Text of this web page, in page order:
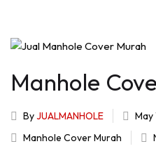
Manhole
ByJUALMANHOLE
May
Manhole Cover Murah